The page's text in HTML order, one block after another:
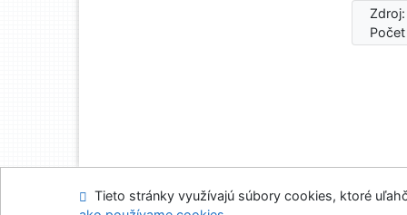
Mapa stránok
Tieto stránky využívajú súbory cookies, ktoré